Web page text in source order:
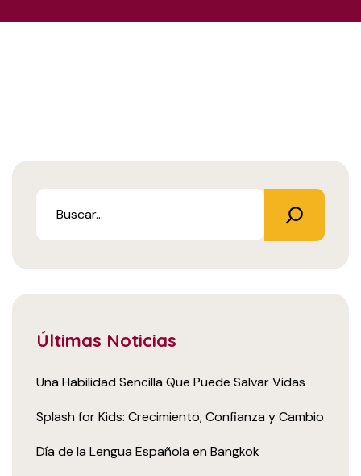
Últimas Noticias
Una Habilidad Sencilla Que Puede Salvar Vidas
Splash for Kids: Crecimiento, Confianza y Cambio
Día de la Lengua Española en Bangkok